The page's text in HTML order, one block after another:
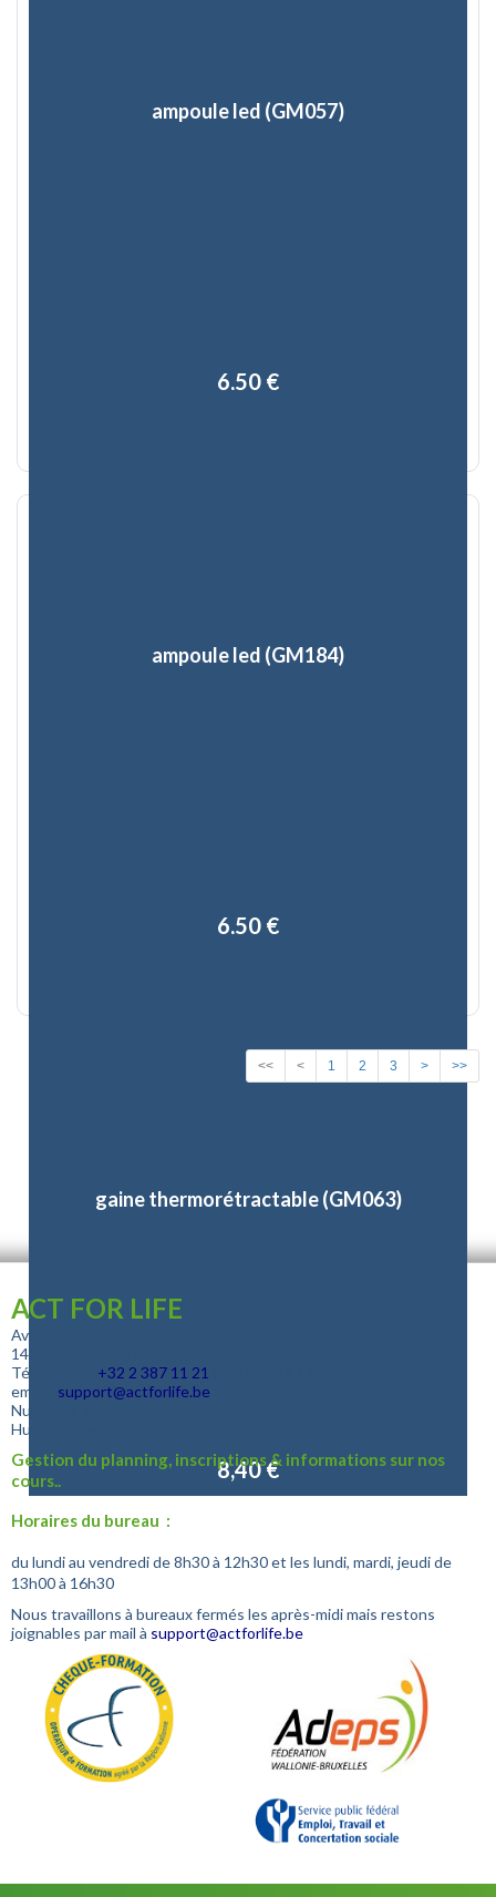
ampoule led (GM057)
6,50 €
ampoule led (GM184)
6,50 €
gaine thermorétractable (GM063)
8,40 €
<< < 1 2 3 > >>
ACT FOR LIFE
Avenue de la Paix 3
1420 BRAINE L'ALLEUD - Belgique
Téléphone :
+32 2 387 11 21
email : support@actforlife.be
Numéro d'entreprise
Human Pragma Concept asbl
Gestion du planning, inscriptions & informations sur nos
cours..
Horaires du bureau :
du lundi au vendredi de 8h30 à 12h30 et les lundi, mardi, jeudi de
13h00 à 16h30
Nous travaillons à bureaux fermés les après-midi mais restons
joignables par mail à support@actforlife.be